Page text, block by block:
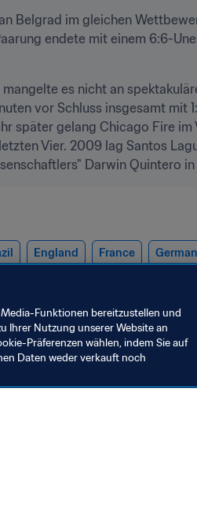
Belgrad im gleichen
endete mit einem 6:6-
es nicht an
vor Schluss insgesamt mit
später gelang Chicago Fire
Vier. 2009 lag Santos
Darwin Quintero
England France
Funktionen bereitzustellen und
Ihrer Nutzung unserer Website an
Präferenzen wählen, indem Sie auf
Daten weder verkauft noch